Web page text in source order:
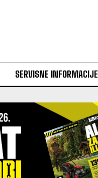
SERVISNE INFORMACIJE